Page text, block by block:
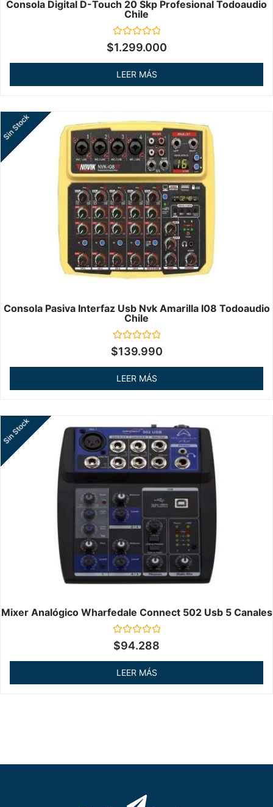
Consola Digital D-Touch 20 Skp Profesional Todoaudio
Chile
Valorado
en
de
$1.299.000
LEER MÁS
Consola Pasiva Interfaz Usb Nvk Amarilla I08 Todoaudio
Chile
Valorado
en
de
Sin Stock
$139.990
LEER MÁS
Mixer Analógico Wharfedale Connect 502 Usb 5 Canales
Valorado
en
de
Sin Stock
$94.288
LEER MÁS